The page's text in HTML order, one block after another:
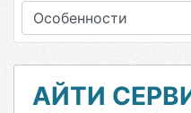
Особенности
АЙТИ